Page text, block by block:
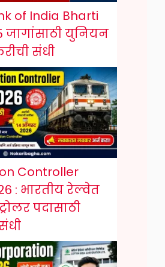
of India Bharti
जागांसाठी युनियन
संधी
Controller
: भारतीय रेल्वेत
पदासाठी